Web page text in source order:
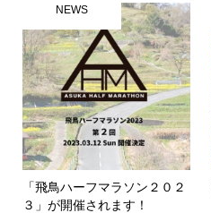
NEWS
「飛鳥ハーフマラソン２０２
３」が開催されます！